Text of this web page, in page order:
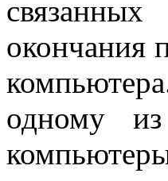
окончания
одному